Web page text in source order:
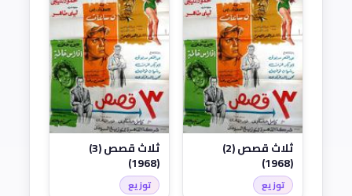
ثلاث قصص (2)
(1968)
توزيع
ثلاث قصص (3)
(1968)
توزيع